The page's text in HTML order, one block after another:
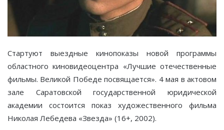
Стартуют выездные кинопоказы новой программы
областного киновидеоцентра «Лучшие отечественные
фильмы. Великой Победе посвящается». 4 мая в актовом
зале Саратовской государственной юридической
академии состоится показ художественного фильма
Николая Лебедева «Звезда» (16+, 2002).